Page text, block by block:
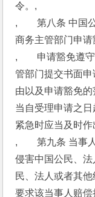
令。,
,　　第八条 中国
商务主管部门申
,　　申请豁免遵
管部门提交书面
由以及申请豁免
当自受理申请之
紧急时应当及时作
,　　第九条 当事
侵害中国公民、
民、法人或者其
要求该当事人赔